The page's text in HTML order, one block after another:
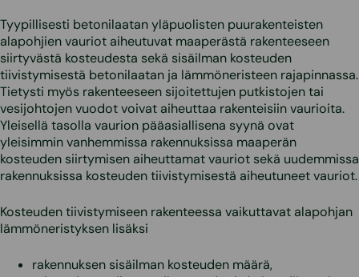
Tyypillisesti betonilaatan yläpuolisten puurakenteisten
alapohjien vauriot aiheutuvat maaperästä rakenteeseen
siirtyvästä kosteudesta sekä sisäilman kosteuden
tiivistymisestä betonilaatan ja lämmöneristeen rajapinnassa.
Tietysti myös rakenteeseen sijoitettujen putkistojen tai
vesijohtojen vuodot voivat aiheuttaa rakenteisiin vaurioita.
Yleisellä tasolla vaurion pääasiallisena syynä ovat
yleisimmin vanhemmissa rakennuksissa maaperän
kosteuden siirtymisen aiheuttamat vauriot sekä uudemmissa
rakennuksissa kosteuden tiivistymisestä aiheutuneet vauriot.
Kosteuden tiivistymiseen rakenteessa vaikuttavat alapohjan
lämmöneristyksen lisäksi
rakennuksen sisäilman kosteuden määrä,